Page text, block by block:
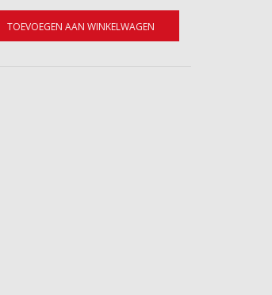
TOEVOEGEN AAN WINKELWAGEN